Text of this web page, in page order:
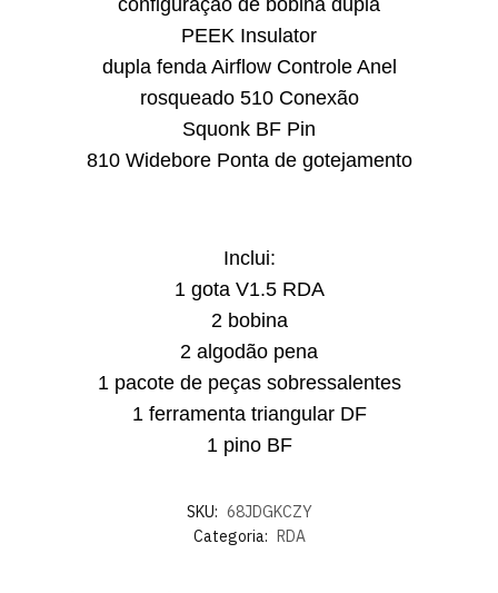
PEEK Insulator
dupla fenda Airflow Controle Anel
rosqueado 510 Conexão
Squonk BF Pin
810 Widebore Ponta de gotejamento
Inclui:
1 gota V1.5 RDA
2 bobina
2 algodão pena
1 pacote de peças sobressalentes
1 ferramenta triangular DF
1 pino BF
SKU: 68JDGKCZY
Categoria: RDA